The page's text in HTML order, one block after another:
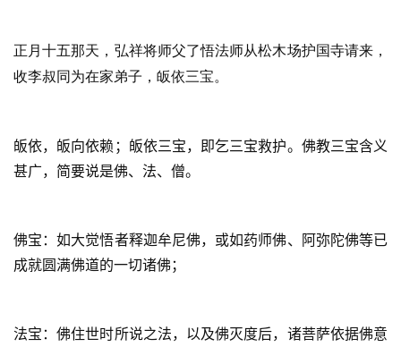
正月十五那天，弘祥将师父了悟法师从松木场护国寺请来，
收李叔同为在家弟子，皈依三宝。
皈依，皈向依赖；皈依三宝，即乞三宝救护。佛教三宝含义
甚广，简要说是佛、法、僧。
佛宝：如大觉悟者释迦牟尼佛，或如药师佛、阿弥陀佛等已
成就圆满佛道的一切诸佛；
法宝：佛住世时所说之法，以及佛灭度后，诸菩萨依据佛意